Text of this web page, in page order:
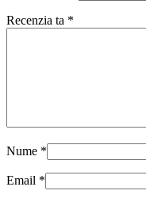
Recenzia ta *
Nume *
Email *